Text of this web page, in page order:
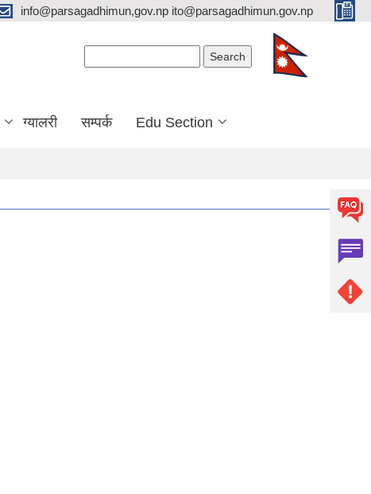
info@parsagadhimun,gov.np ito@parsagadhimun.gov.np
ग्यालरी सम्पर्क Edu Section